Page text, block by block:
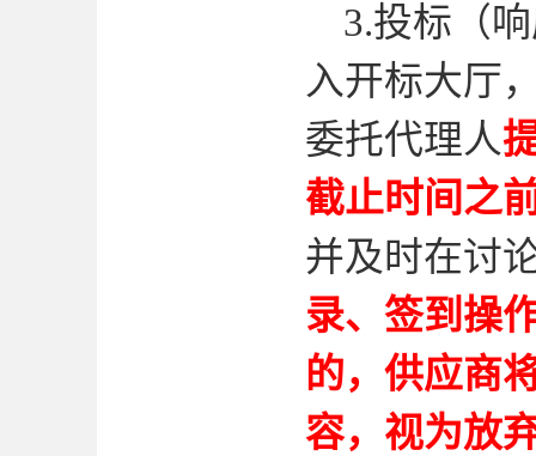
3.投标（
入开标大厅
委托代理人
截止时间之
并及时在讨
录、签到操
的，供应商
容，视为放